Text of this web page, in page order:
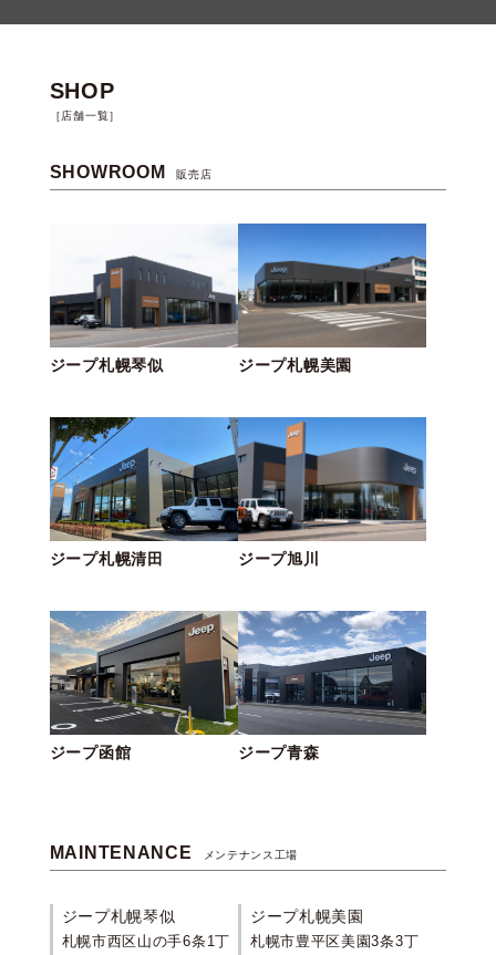
SHOP
［店舗一覧］
SHOWROOM 販売店
ジープ札幌琴似 ジープ札幌美園
ジープ札幌清田 ジープ旭川
ジープ函館 ジープ青森
MAINTENANCE メンテナンス工場
ジープ札幌琴似
札幌市西区山の手6条1丁
ジープ札幌美園
札幌市豊平区美園3条3丁